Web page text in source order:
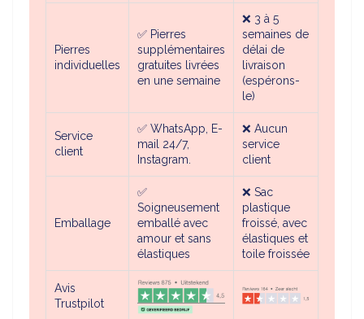
Pierres
individuelles
✅ Pierres
supplémentaires
gratuites livrées
en une semaine
❌ 3 à 5
semaines de
délai de
livraison
(espérons-
le)
Service
client
✅ WhatsApp, E-
mail 24/7,
Instagram.
❌ Aucun
service
client
Emballage
✅
Soigneusement
emballé avec
amour et sans
élastiques
❌ Sac
plastique
froissé, avec
élastiques et
toile froissée
Avis
Trustpilot